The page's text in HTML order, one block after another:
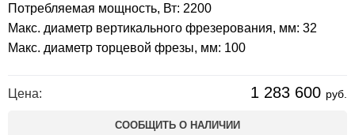
Цена: 1 283 600 руб.
Потребляемая мощность, Вт: 2200
Макс. диаметр вертикального фрезерования, мм: 32
Макс. диаметр торцевой фрезы, мм: 100
СООБЩИТЬ О НАЛИЧИИ